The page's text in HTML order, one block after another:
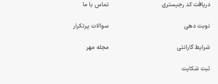
دریافت کد رجیستری
نوبت دهی
شرایط گارانتی
ثبت شکایت
تماس با ما
سوالات پرتکرار
مجله مهر